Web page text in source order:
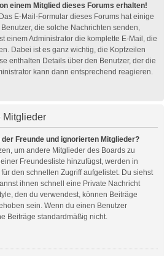
einem Mitglied dieses Forums erhalten!
E-Mail-Formular dieses Forums hat einige
die solche Nachrichten senden,
einem Administrator die komplette E-Mail, die
Dabei ist es ganz wichtig, die Kopfzeilen
enthalten Details über den Benutzer, der die
kann dann entsprechend reagieren.
Mitglieder
Freunde und ignorierten Mitglieder?
um andere Mitglieder des Boards zu
Freundesliste hinzufügst, werden in
den schnellen Zugriff aufgelistet. Du siehst
ihnen schnell eine Private Nachricht
den du verwendest, können Beiträge
sein. Wenn du einen Benutzer
Beiträge standardmäßig nicht.